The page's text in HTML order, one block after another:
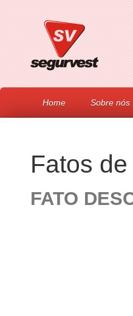
Home Sobre nós
Fatos
FATO